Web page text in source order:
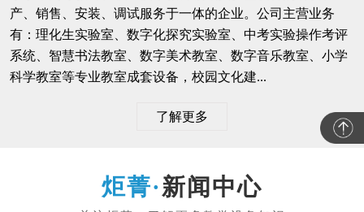
产、销售、安装、调试服务于一体的企业。公司主营业务
有：理化生实验室、数字化探究实验室、中考实验操作考评
系统、智慧书法教室、数字美术教室、数字音乐教室、小学
科学教室等专业教室成套设备，校园文化建...
了解更多
新闻中心